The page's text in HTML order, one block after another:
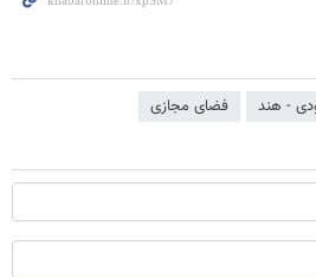
- هند فضای مجازی